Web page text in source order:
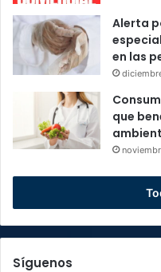
Alerta
en las
que
Síguenos